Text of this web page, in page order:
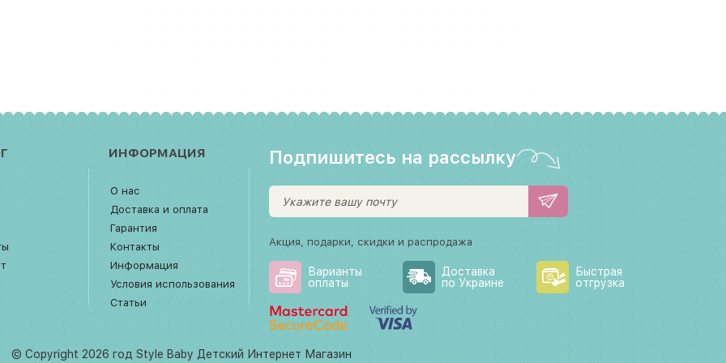
ИНФОРМАЦИЯ
О нас
Доставка и оплата
Гарантия
Контакты
Информация
Условия использования
Статьи
Подпишитесь на рассылку
Акция, подарки, скидки и распродажа
Варианты
оплаты
Доставка
по Украине
Быстрая
отгрузка
© Copyright 2026 год Style Baby Детский Интернет Магазин